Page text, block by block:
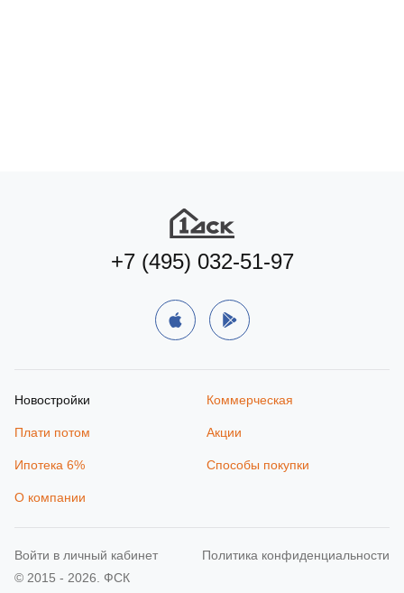
Подобрать квартиру
+7 (495) 032-51-97
Новостройки Коммерческая
Плати потом Акции
Ипотека 6% Способы покупки
О компании
© 2015 - 2026. ФСК
Политика конфиденциальности
Войти в личный кабинет